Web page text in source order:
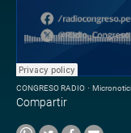
CONGRESO RADIO ·
Compartir